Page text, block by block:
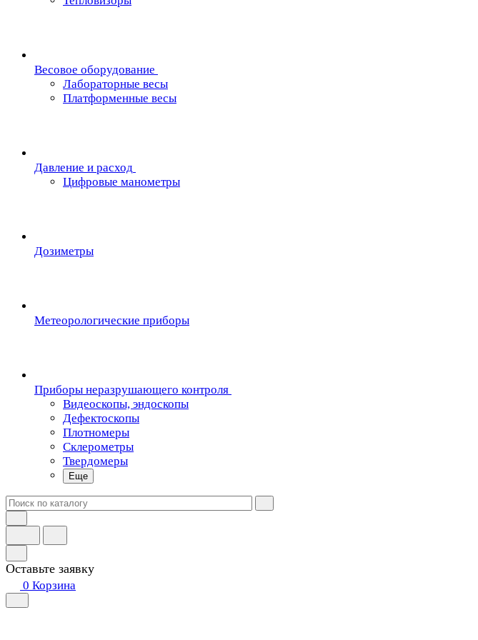
Весовое оборудование
Лабораторные весы
Платформенные весы
Давление и расход
Цифровые манометры
Дозиметры
Метеорологические приборы
Приборы неразрушающего контроля
Видеоскопы, эндоскопы
Дефектоскопы
Плотномеры
Склерометры
Твердомеры
Еще
Оставьте заявку
0 Корзина